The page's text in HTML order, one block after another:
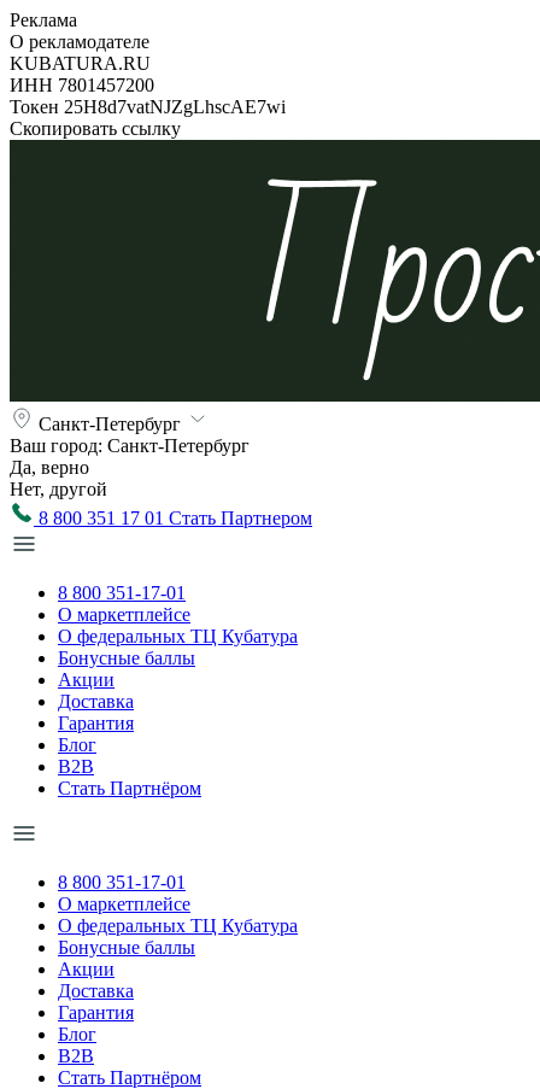
Реклама
О рекламодателе
KUBATURA.RU
ИНН 7801457200
Токен 25H8d7vatNJZgLhscAE7wi
Скопировать ссылку
Санкт-Петербург
Ваш город: Санкт-Петербург
Да, верно
Нет, другой
8 800 351 17 01 Стать Партнером
8 800 351-17-01
О маркетплейсе
О федеральных ТЦ Кубатура
Бонусные баллы
Акции
Доставка
Гарантия
Блог
B2B
Стать Партнёром
8 800 351-17-01
О маркетплейсе
О федеральных ТЦ Кубатура
Бонусные баллы
Акции
Доставка
Гарантия
Блог
B2B
Стать Партнёром